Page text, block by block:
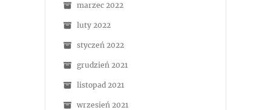
marzec 2022
luty 2022
styczeń 2022
grudzień 2021
listopad 2021
wrzesień 2021